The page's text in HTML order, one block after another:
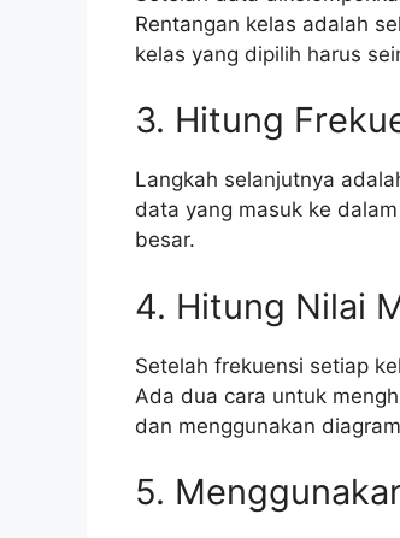
Rentangan kelas adalah
kelas yang dipilih harus
3. Hitung
Langkah selanjutnya
data yang masuk ke
besar.
4. Hitung Nilai
Setelah frekuensi setiap
Ada dua cara untuk
dan menggunakan
5.